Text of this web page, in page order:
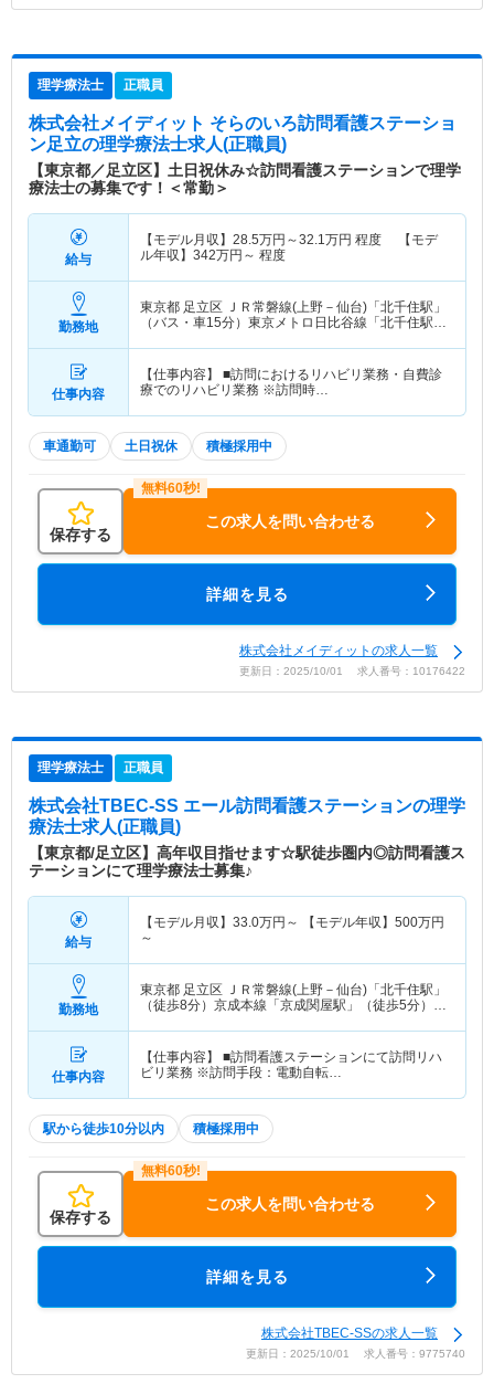
理学療法士 正職員
株式会社メイディット そらのいろ訪問看護ステーショ
ン足立の理学療法士求人(正職員)
【東京都／足立区】土日祝休み☆訪問看護ステーションで理学
療法士の募集です！＜常勤＞
給与
【モデル月収】 28.5万円～32.1万円 程度 【モデ
ル年収】 342万円～ 程度
勤務地
東京都 足立区 ＪＲ常磐線(上野－仙台)「北千住駅」
（バス・車15分）東京メトロ日比谷線「北千住駅」
仕事内容
【仕事内容】 ■訪問におけるリハビリ業務・自費診
療でのリハビリ業務 ※訪問時…
車通勤可 土日祝休 積極採用中
保存する
この求人を問い合わせる
詳細を見る
株式会社メイディットの求人一覧
更新日：2025/10/01 求人番号：10176422
理学療法士 正職員
株式会社TBEC-SS エール訪問看護ステーションの理学
療法士求人(正職員)
【東京都/足立区】高年収目指せます☆駅徒歩圏内◎訪問看護ス
テーションにて理学療法士募集♪
給与
【モデル月収】 33.0万円～ 【モデル年収】 500万円
～
勤務地
東京都 足立区 ＪＲ常磐線(上野－仙台)「北千住駅」
（徒歩8分）京成本線「京成関屋駅」（徒歩5分）
仕事内容
【仕事内容】 ■訪問看護ステーションにて訪問リハ
ビリ業務 ※訪問手段：電動自転…
駅から徒歩10分以内 積極採用中
保存する
この求人を問い合わせる
詳細を見る
株式会社TBEC-SSの求人一覧
更新日：2025/10/01 求人番号：9775740